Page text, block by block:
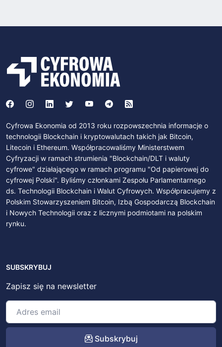
Cyfrowa Ekonomia od 2013 roku rozpowszechnia informacje o
technologii Blockchain i kryptowalutach takich jak Bitcoin,
Litecoin i Ethereum. Współpracowaliśmy Ministerstwem
Cyfryzacji w ramach strumienia "Blockchain/DLT i waluty
cyfrowe" działającego w ramach programu "Od papierowej do
cyfrowej Polski". Byliśmy członkami Zespołu Parlamentarnego
ds. Technologii Blockchain i Walut Cyfrowych. Współpracujemy z
Polskim Stowarzyszeniem Bitcoin, Izbą Gospodarczą Blockchain
i Nowych Technologii oraz z licznymi podmiotami na polskim
rynku.
SUBSKRYBUJ
Zapisz się na newsletter
Subskrybuj